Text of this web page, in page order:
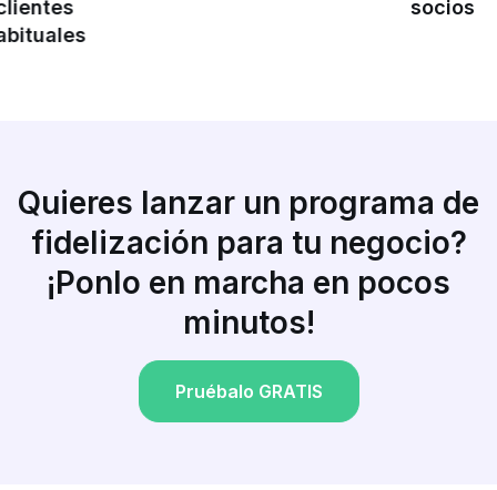
Quieres lanzar un programa de
fidelización para tu negocio?
¡Ponlo en marcha en pocos
minutos!
Pruébalo GRATIS